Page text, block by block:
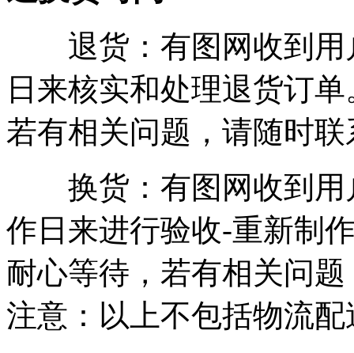
退货：有图网收到用
日来核实和处理退货订
若有相关问题，请随时
换货：有图网收到用
作日来进行验收-重新制
耐心等待，若有相关问
注意：以上不包括物流